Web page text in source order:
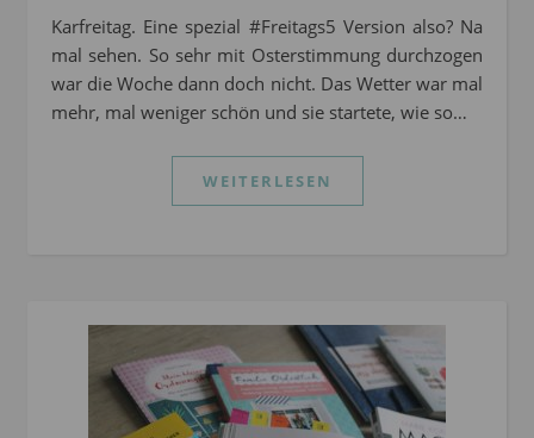
Karfreitag. Eine spezial #Freitags5 Version also? Na
mal sehen. So sehr mit Osterstimmung durchzogen
war die Woche dann doch nicht. Das Wetter war mal
mehr, mal weniger schön und sie startete, wie so…
WEITERLESEN